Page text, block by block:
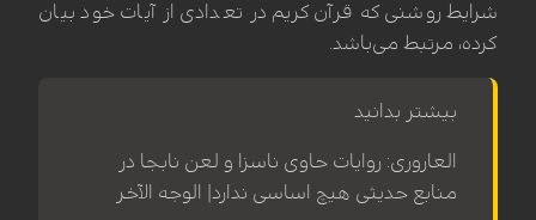
شرایط روشنی که قرآن کریم در تعدادی از آیات خود بیان
کرده، مرتبط می‌باشد.
بیشتر بدانید
العاروری: روایات حاوی ناسزا و لعن نابجا در
منابع حدیثی هیچ اساسی ندارد| الوجه الآخر